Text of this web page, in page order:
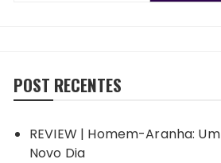
POST RECENTES
REVIEW | Homem-Aranha: Um
Novo Dia